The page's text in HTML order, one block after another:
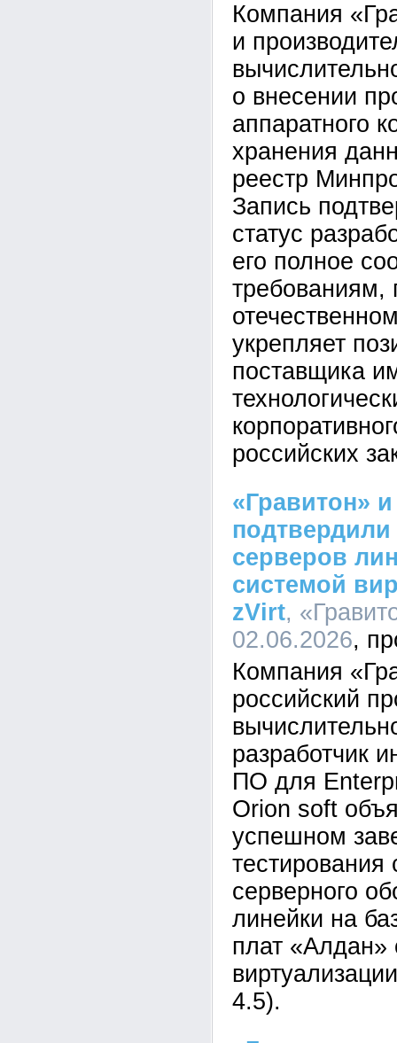
Компания
и
о внесении
аппаратного
хранения
реестр
Запись
статус
его полное
укрепляет
поставщика
российских
«Гравитон»
серверов
системой
zVirt,
02.06.2026
Компания
российский
разработчик
ПО для
Orion soft
успешном
тестирования
серверного
линейки на
плат «Алдан»
4.5).